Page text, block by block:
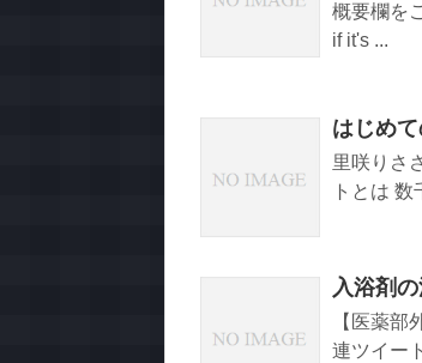
概要欄を
if it's ...
はじめ
里咲りさ
トとは
入浴剤
【医薬部
連ツイート